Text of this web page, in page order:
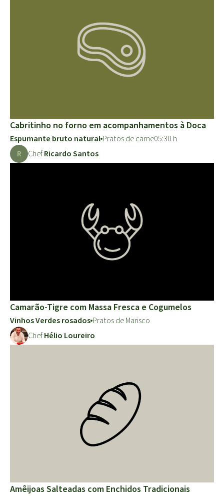
Cabritinho no forno em acompanhamentos à Doca
Espumante bruto natural Pratos de carne05:30 h
R
ChefRicardo Santos
Camarão-Tigre com Massa Fresca e Cogumelos
Vinhos Verdes rosados Pratos de Marisco
ChefHélio Loureiro
Amêijoas Salteadas com Enchidos Tradicionais